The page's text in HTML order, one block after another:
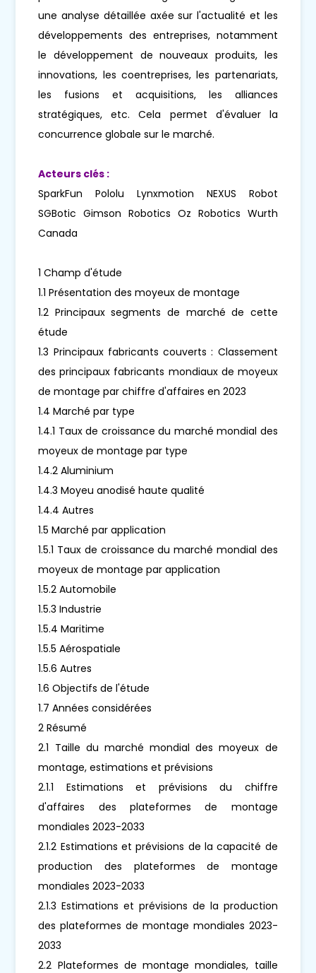
une analyse détaillée axée sur l'actualité et les
développements des entreprises, notamment
le développement de nouveaux produits, les
innovations, les coentreprises, les partenariats,
les fusions et acquisitions, les alliances
stratégiques, etc. Cela permet d'évaluer la
concurrence globale sur le marché.
Acteurs clés :
SparkFun Pololu Lynxmotion NEXUS Robot
SGBotic Gimson Robotics Oz Robotics Wurth
Canada
1 Champ d'étude
1.1 Présentation des moyeux de montage
1.2 Principaux segments de marché de cette
étude
1.3 Principaux fabricants couverts : Classement
des principaux fabricants mondiaux de moyeux
de montage par chiffre d'affaires en 2023
1.4 Marché par type
1.4.1 Taux de croissance du marché mondial des
moyeux de montage par type
1.4.2 Aluminium
1.4.3 Moyeu anodisé haute qualité
1.4.4 Autres
1.5 Marché par application
1.5.1 Taux de croissance du marché mondial des
moyeux de montage par application
1.5.2 Automobile
1.5.3 Industrie
1.5.4 Maritime
1.5.5 Aérospatiale
1.5.6 Autres
1.6 Objectifs de l'étude
1.7 Années considérées
2 Résumé
2.1 Taille du marché mondial des moyeux de
montage, estimations et prévisions
2.1.1 Estimations et prévisions du chiffre
d'affaires des plateformes de montage
mondiales 2023-2033
2.1.2 Estimations et prévisions de la capacité de
production des plateformes de montage
mondiales 2023-2033
2.1.3 Estimations et prévisions de la production
des plateformes de montage mondiales 2023-
2033
2.2 Plateformes de montage mondiales, taille